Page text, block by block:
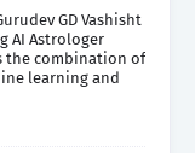
GD Vashisht
AI Astrologer
the combination of
learning and